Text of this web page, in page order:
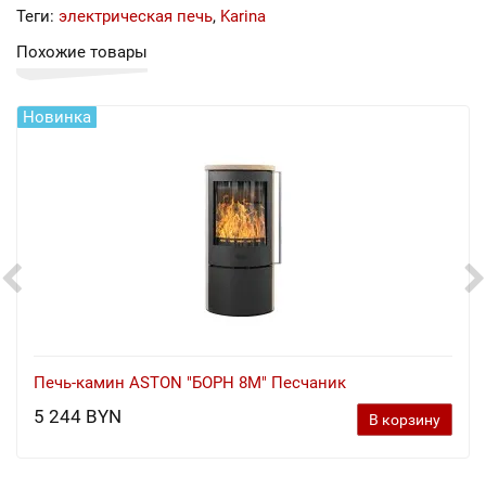
Теги: электрическая печь, Karina
Похожие товары
Новинка
Печь-камин ASTON "БОРН 8М" Песчаник
5 244 BYN В корзину